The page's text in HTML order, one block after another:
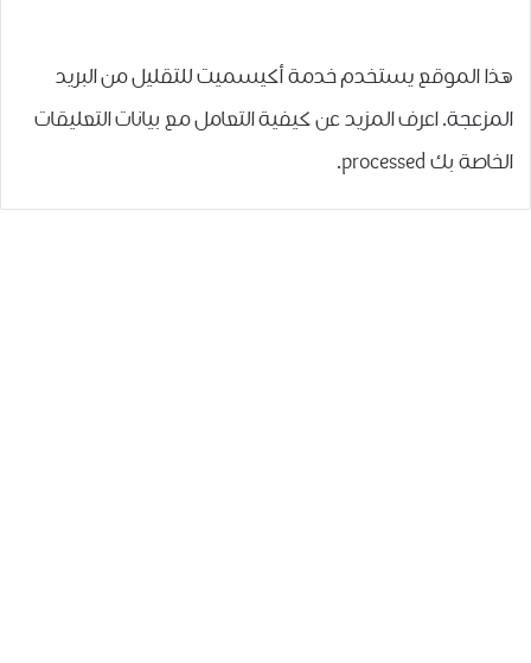
هذا الموقع يستخدم خدمة أكيسميت للتقليل من البريد
المزعجة.اعرف المزيد عن كيفية التعامل مع بيانات التعليقات
الخاصة بك processed
.